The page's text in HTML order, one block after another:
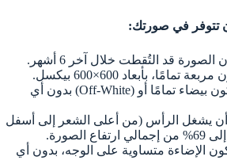
تتوفر في صورتك:
قد التُقطت خلال آخر 6 أشهر.
تمامًا، بأبعاد 600×600 بيكسل.
يجب أن تكون بيضاء تمامًا أو (Off-White) بدون أي
يشغل الرأس (من أعلى الشعر إلى أسفل
الإضاءة متساوية على الوجه، بدون أي